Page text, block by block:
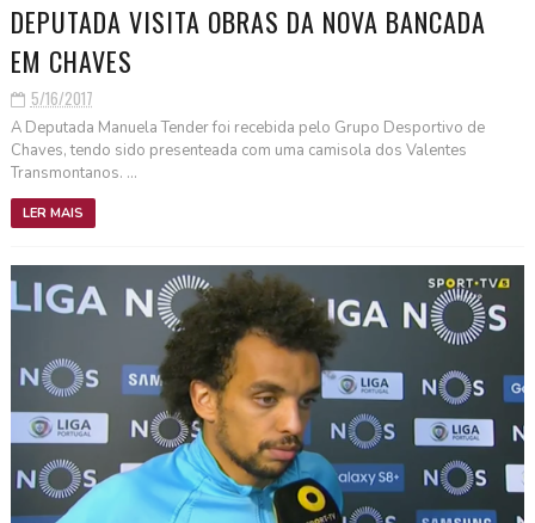
DEPUTADA VISITA OBRAS DA NOVA BANCADA
EM CHAVES
5/16/2017
A Deputada Manuela Tender foi recebida pelo Grupo Desportivo de
Chaves, tendo sido presenteada com uma camisola dos Valentes
Transmontanos. ...
LER MAIS